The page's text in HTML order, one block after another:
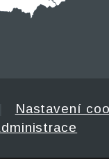
Nastavení